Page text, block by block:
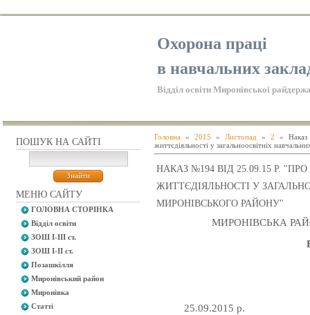
Охорона праці
в навчальних
Відділ освіти Миронівської
ПОШУК НА САЙТІ
МЕНЮ САЙТУ
ГОЛОВНА СТОРІНКА
Відділ освіти
ЗОШ І-ІІІ ст.
ЗОШ І-ІІ ст.
Позашкілля
Миронівський район
Миронівка
Статті
Головна »2015 » Листопад » 2
»
життєдіяльності у загальноосвітніх
НАКАЗ №194 ВІД 25.09.15 Р.
ЖИТТЄДІЯЛЬНОСТІ У
МИРОНІВСЬКОГО РАЙОНУ"
МИРОНІВСЬКА